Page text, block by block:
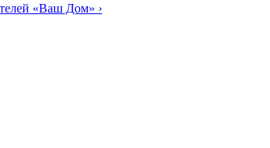
«Ваш Дом» ›